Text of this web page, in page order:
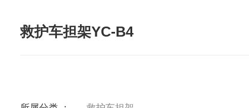
救护车担架YC-B4